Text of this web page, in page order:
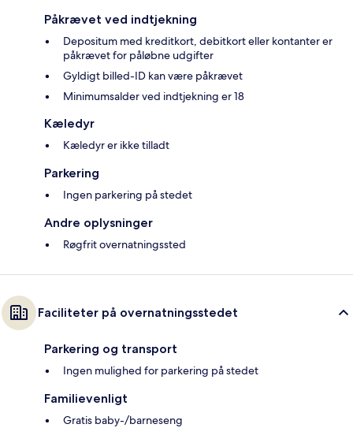
Påkrævet ved indtjekning
Depositum med kreditkort, debitkort eller kontanter er
påkrævet for påløbne udgifter
Gyldigt billed-ID kan være påkrævet
Minimumsalder ved indtjekning er 18
Kæledyr
Kæledyr er ikke tilladt
Parkering
Ingen parkering på stedet
Andre oplysninger
Røgfrit overnatningssted
Faciliteter på overnatningsstedet
Parkering og transport
Ingen mulighed for parkering på stedet
Familievenligt
Gratis baby-/barneseng